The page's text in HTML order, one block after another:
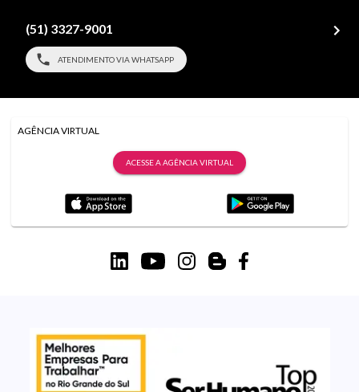
(51) 3327-9001
ATENDIMENTO VIA WHATSAPP
AGÊNCIA VIRTUAL
ACESSE A AGÊNCIA VIRTUAL